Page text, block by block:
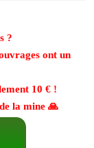
?
ont un
10 €!
la mine 🙏